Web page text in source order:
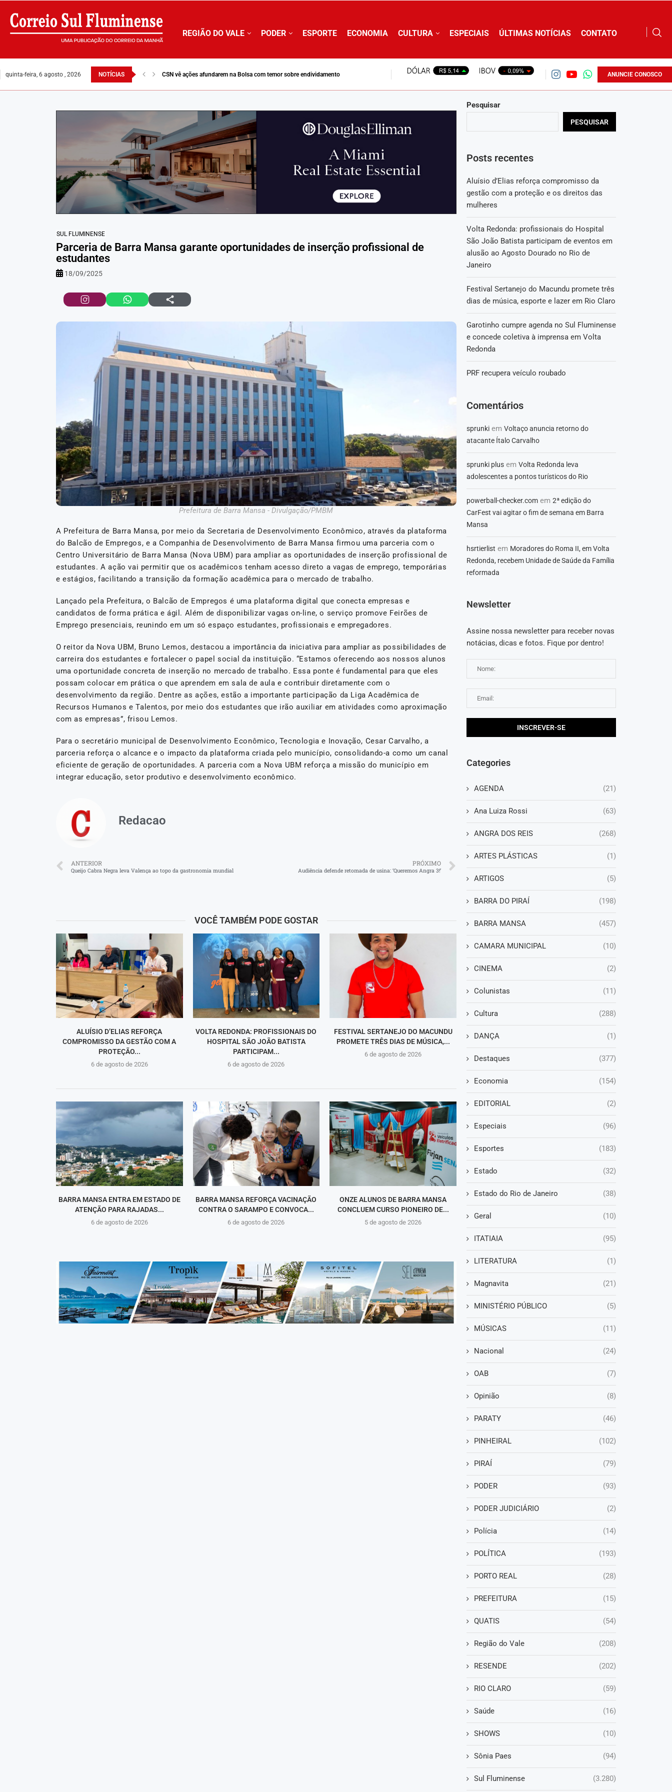
REGIÃO DO VALE PODER ESPORTE ECONOMIA CULTURA ESPECIAIS ÚLTIMAS NOTÍCIAS CONTATO
quinta-feira, 6 agosto , 2026 NOTÍCIAS CSN vê ações afundarem na Bolsa com temor sobre endividamento ANUNCIE CONOSCO
SUL FLUMINENSE
Parceria de Barra Mansa garante oportunidades de inserção profissional de
estudantes
18/09/2025
Prefeitura de Barra Mansa - Divulgação/PMBM
A Prefeitura de Barra Mansa, por meio da Secretaria de Desenvolvimento Econômico, através da plataforma
do Balcão de Empregos, e a Companhia de Desenvolvimento de Barra Mansa firmou uma parceria com o
Centro Universitário de Barra Mansa (Nova UBM) para ampliar as oportunidades de inserção profissional de
estudantes. A ação vai permitir que os acadêmicos tenham acesso direto a vagas de emprego, temporárias
e estágios, facilitando a transição da formação acadêmica para o mercado de trabalho.
Lançado pela Prefeitura, o Balcão de Empregos é uma plataforma digital que conecta empresas e
candidatos de forma prática e ágil. Além de disponibilizar vagas on-line, o serviço promove Feirões de
Emprego presenciais, reunindo em um só espaço estudantes, profissionais e empregadores.
O reitor da Nova UBM, Bruno Lemos, destacou a importância da iniciativa para ampliar as possibilidades de
carreira dos estudantes e fortalecer o papel social da instituição. “Estamos oferecendo aos nossos alunos
uma oportunidade concreta de inserção no mercado de trabalho. Essa ponte é fundamental para que eles
possam colocar em prática o que aprendem em sala de aula e contribuir diretamente com o
desenvolvimento da região. Dentre as ações, estão a importante participação da Liga Acadêmica de
Recursos Humanos e Talentos, por meio dos estudantes que irão auxiliar em atividades como aproximação
com as empresas”, frisou Lemos.
Para o secretário municipal de Desenvolvimento Econômico, Tecnologia e Inovação, Cesar Carvalho, a
parceria reforça o alcance e o impacto da plataforma criada pelo município, consolidando-a como um canal
eficiente de geração de oportunidades. A parceria com a Nova UBM reforça a missão do município em
integrar educação, setor produtivo e desenvolvimento econômico.
Redacao
ANTERIOR
Queijo Cabra Negra leva Valença ao topo da gastronomia mundial
PRÓXIMO
Audiência defende retomada de usina: ‘Queremos Angra 3!’
VOCÊ TAMBÉM PODE GOSTAR
ALUÍSIO D’ELIAS REFORÇA
COMPROMISSO DA GESTÃO COM A
PROTEÇÃO...
6 de agosto de 2026
VOLTA REDONDA: PROFISSIONAIS DO
HOSPITAL SÃO JOÃO BATISTA
PARTICIPAM...
6 de agosto de 2026
FESTIVAL SERTANEJO DO MACUNDU
PROMETE TRÊS DIAS DE MÚSICA,...
6 de agosto de 2026
BARRA MANSA ENTRA EM ESTADO DE
ATENÇÃO PARA RAJADAS...
6 de agosto de 2026
BARRA MANSA REFORÇA VACINAÇÃO
CONTRA O SARAMPO E CONVOCA...
6 de agosto de 2026
ONZE ALUNOS DE BARRA MANSA
CONCLUEM CURSO PIONEIRO DE...
5 de agosto de 2026
Pesquisar
PESQUISAR
Posts recentes
Aluísio d’Elias reforça compromisso da
gestão com a proteção e os direitos das
mulheres
Volta Redonda: profissionais do Hospital
São João Batista participam de eventos em
alusão ao Agosto Dourado no Rio de
Janeiro
Festival Sertanejo do Macundu promete três
dias de música, esporte e lazer em Rio Claro
Garotinho cumpre agenda no Sul Fluminense
e concede coletiva à imprensa em Volta
Redonda
PRF recupera veículo roubado
Comentários
sprunkiem Voltaço anuncia retorno do
atacante Ítalo Carvalho
sprunki plusem Volta Redonda leva
adolescentes a pontos turísticos do Rio
powerball-checker.comem 2ª edição do
CarFest vai agitar o fim de semana em Barra
Mansa
hsrtierlist em Moradores do Roma II, em Volta
Redonda, recebem Unidade de Saúde da Família
reformada
Newsletter
Assine nossa newsletter para receber novas
notácias, dicas e fotos. Fique por dentro!
Categories
AGENDA (21)
Ana Luiza Rossi (63)
ANGRA DOS REIS (268)
ARTES PLÁSTICAS (1)
ARTIGOS (5)
BARRA DO PIRAÍ (198)
BARRA MANSA (457)
CAMARA MUNICIPAL (10)
CINEMA (2)
Colunistas (11)
Cultura (288)
DANÇA (1)
Destaques (377)
Economia (154)
EDITORIAL (2)
Especiais (96)
Esportes (183)
Estado (32)
Estado do Rio de Janeiro (38)
Geral (10)
ITATIAIA (95)
LITERATURA (1)
Magnavita (21)
MINISTÉRIO PÚBLICO (5)
MÚSICAS (11)
Nacional (24)
OAB (7)
Opinião (8)
PARATY (46)
PINHEIRAL (102)
PIRAÍ (79)
PODER (93)
PODER JUDICIÁRIO (2)
Polícia (14)
POLÍTICA (193)
PORTO REAL (28)
PREFEITURA (15)
QUATIS (54)
Região do Vale (208)
RESENDE (202)
RIO CLARO (59)
Saúde (16)
SHOWS (10)
Sônia Paes (94)
Sul Fluminense (3.280)